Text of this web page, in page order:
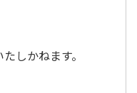
しかねます。